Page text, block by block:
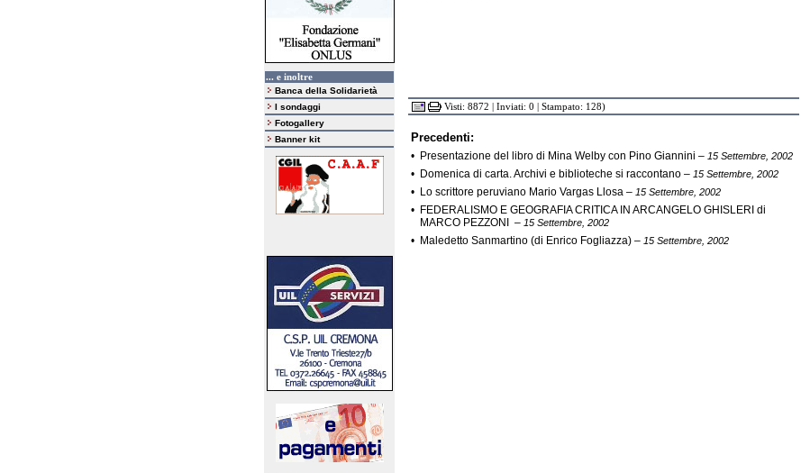
... e inoltre
Banca della Solidarietà
I sondaggi
Fotogallery
Banner kit
Visti: 8872 | Inviati: 0 | Stampato: 128)
Precedenti:
• Presentazione del libro di Mina Welby con Pino Giannini – 15 Settembre, 2002
• Domenica di carta. Archivi e biblioteche si raccontano – 15 Settembre, 2002
• Lo scrittore peruviano Mario Vargas Llosa – 15 Settembre, 2002
• FEDERALISMO E GEOGRAFIA CRITICA IN ARCANGELO GHISLERI di
MARCO PEZZONI
– 15 Settembre, 2002
• Maledetto Sanmartino (di Enrico Fogliazza) – 15 Settembre, 2002